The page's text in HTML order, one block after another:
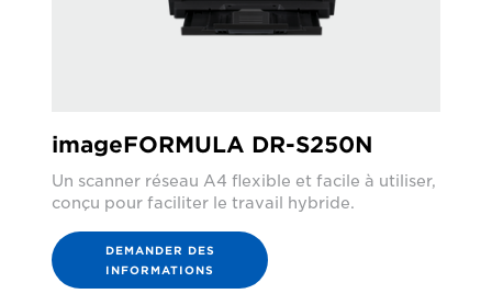
imageFORMULA DR-S250N
Un scanner réseau A4 flexible et facile à utiliser,
conçu pour faciliter le travail hybride.
DEMANDER DES
INFORMATIONS